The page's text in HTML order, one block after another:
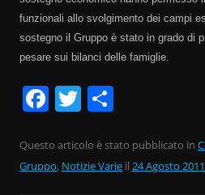
funzionali allo svolgimento dei campi
sostegno il Gruppo è stato in grado di
pesare sui bilanci delle famiglie.
F
c
e
T
itt
er
n
di
Questo articolo è stato pubblicato in
Gruppo, Notizie Varie il 24 Agosto 2011